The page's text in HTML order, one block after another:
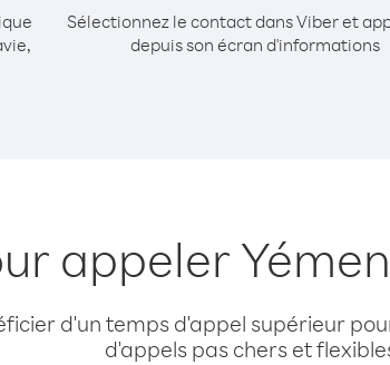
Sélectionnez le contact dans Viber et
depuis son écran d'informations
appeler
d'un temps d'appel supérieur
d'appels pas chers et